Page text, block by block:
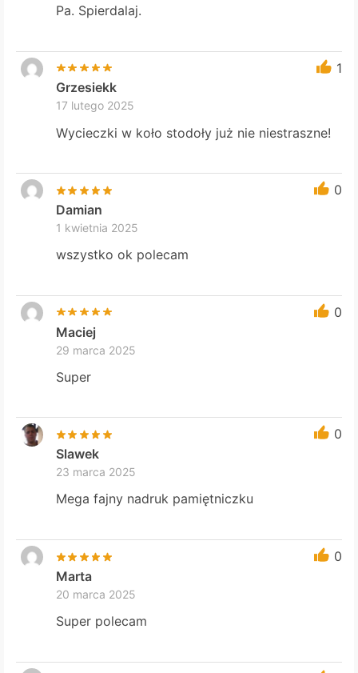
Pa. Spierdalaj.
1
Grzesiekk
17 lutego 2025
Wycieczki w koło stodoły już nie niestraszne!
0
Damian
1 kwietnia 2025
wszystko ok polecam
0
Maciej
29 marca 2025
Super
0
Slawek
23 marca 2025
Mega fajny nadruk pamiętniczku
0
Marta
20 marca 2025
Super polecam